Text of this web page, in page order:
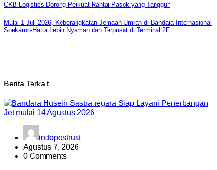
Navigasi
pos
CKB Logistics Dorong Perkuat Rantai Pasok yang Tangguh
Mulai 1 Juli 2026, Keberangkatan Jemaah Umrah di Bandara Internasional
Soekarno-Hatta Lebih Nyaman dan Terpusat di Terminal 2F
Berita Terkait
indopostrust
Agustus 7, 2026
0 Comments